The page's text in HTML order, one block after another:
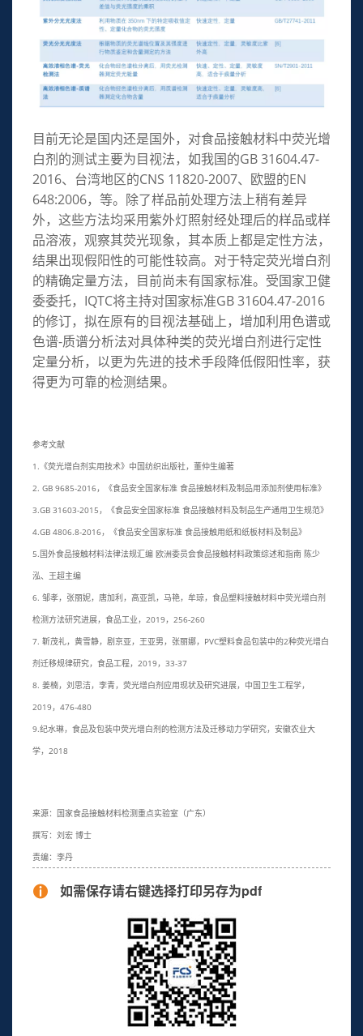
目前无论是国内还是国外，对食品接触材料中荧光增
白剂的测试主要为目视法，如我国的GB 31604.47-
2016、台湾地区的CNS 11820-2007、欧盟的EN
648:2006，等。除了样品前处理方法上稍有差异
外，这些方法均采用紫外灯照射经处理后的样品或样
品溶液，观察其荧光现象，其本质上都是定性方法，
结果出现假阳性的可能性较高。对于特定荧光增白剂
的精确定量方法，目前尚未有国家标准。受国家卫健
委委托，IQTC将主持对国家标准GB 31604.47-2016
的修订，拟在原有的目视法基础上，增加利用色谱或
色谱-质谱分析法对具体种类的荧光增白剂进行定性
定量分析，以更为先进的技术手段降低假阳性率，获
得更为可靠的检测结果。
参考文献
1.《荧光增白剂实用技术》中国纺织出版社，董仲生编著
2. GB 9685-2016，《食品安全国家标准 食品接触材料及制品用添加剂使用标准》
3.GB 31603-2015，《食品安全国家标准 食品接触材料及制品生产通用卫生规范》
4.GB 4806.8-2016，《食品安全国家标准 食品接触用纸和纸板材料及制品》
5.国外食品接触材料法律法规汇编 欧洲委员会食品接触材料政策综述和指南 陈少
泓、王超主编
6. 邹孝，张丽妮，唐加利，高亚凯，马艳，牟琼，食品塑料接触材料中荧光增白剂
检测方法研究进展，食品工业，2019，256-260
7. 靳茂礼，黄雪静，剧京亚，王亚男，张丽娜，PVC塑料食品包装中的2种荧光增白
剂迁移规律研究，食品工程，2019，33-37
8. 姜楠，刘思洁，李青，荧光增白剂应用现状及研究进展，中国卫生工程学，
2019，476-480
9.纪水琳，食品及包装中荧光增白剂的检测方法及迁移动力学研究，安徽农业大
学，2018
来源：国家食品接触材料检测重点实验室（广东）
撰写：刘宏 博士
责编：李丹
如需保存请右键选择打印另存为pdf